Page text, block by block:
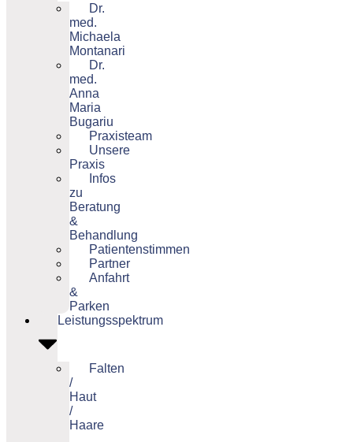
Dr.
med.
Michaela
Montanari
Dr.
med.
Anna
Maria
Bugariu
Praxisteam
Unsere
Praxis
Infos
zu
Beratung
&
Behandlung
Patientenstimmen
Partner
Anfahrt
&
Parken
Leistungsspektrum
Falten
/
Haut
/
Haare